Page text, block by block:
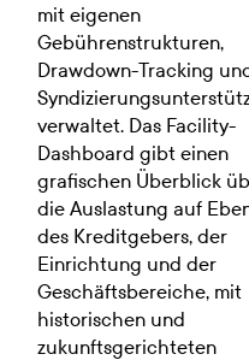
mit eigenen
Gebührenstrukturen,
Drawdown-Tracking
verwaltet. Das Facility-
Dashboard gibt einen
grafischen Überblick
die Auslastung auf
des Kreditgebers, der
Einrichtung und der
Geschäftsbereiche, mit
historischen und
zukunftsgerichteten